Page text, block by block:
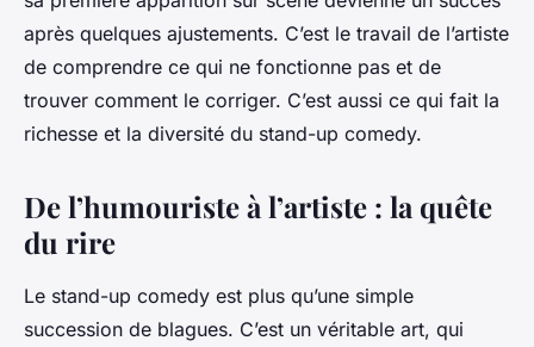
après quelques ajustements. C’est le travail de l’artiste
de comprendre ce qui ne fonctionne pas et de
trouver comment le corriger. C’est aussi ce qui fait la
richesse et la diversité du stand-up comedy.
De l’humouriste à l’artiste : la quête
du rire
Le stand-up comedy est plus qu’une simple
succession de blagues. C’est un véritable art, qui